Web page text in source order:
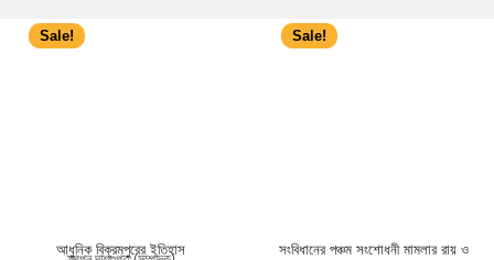
Sale!
আধুনিক বিক্রমপুরের ইতিহাস
Sale!
সংবিধানের পঞ্চম সংশোধনী মামলার রায় ও